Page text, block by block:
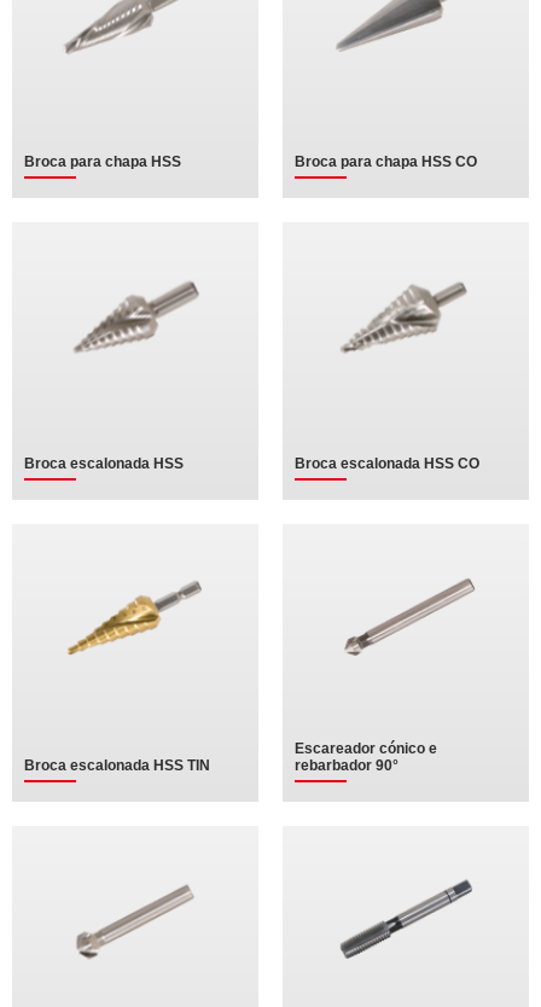
Broca para chapa HSS Broca para chapa HSS CO
Broca escalonada HSS Broca escalonada HSS CO
Broca escalonada HSS TIN
Escareador cónico e
rebarbador 90°